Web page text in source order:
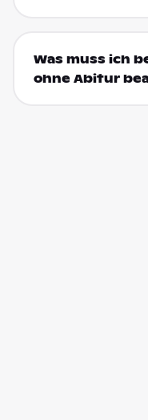
Was muss ich
ohne Abitur